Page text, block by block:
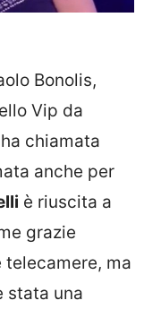
Bonolis,
Vip da
chiamata
anche per
è riuscita a
grazie
telecamere, ma
stata una